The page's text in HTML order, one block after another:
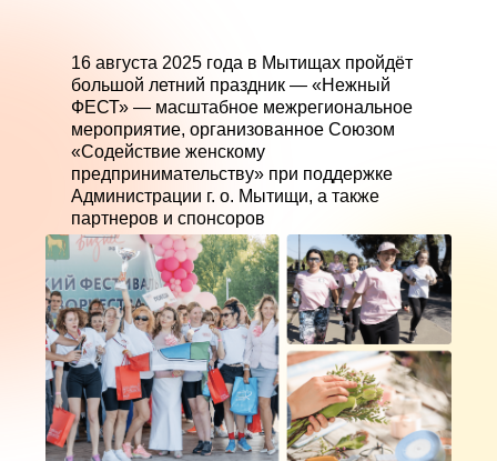
16 августа 2025 года в Мытищах пройдёт
большой летний праздник — «Нежный
ФЕСТ» — масштабное межрегиональное
мероприятие, организованное Союзом
«Содействие женскому
предпринимательству» при поддержке
Администрации г. о. Мытищи, а также
партнеров и спонсоров